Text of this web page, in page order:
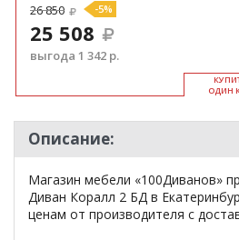
26 850 -5%
25 508
выгода 1 342 р.
ОДИН
Описание:
Магазин мебели «100Диванов»
Диван Коралл 2 БД в
ценам от производителя с